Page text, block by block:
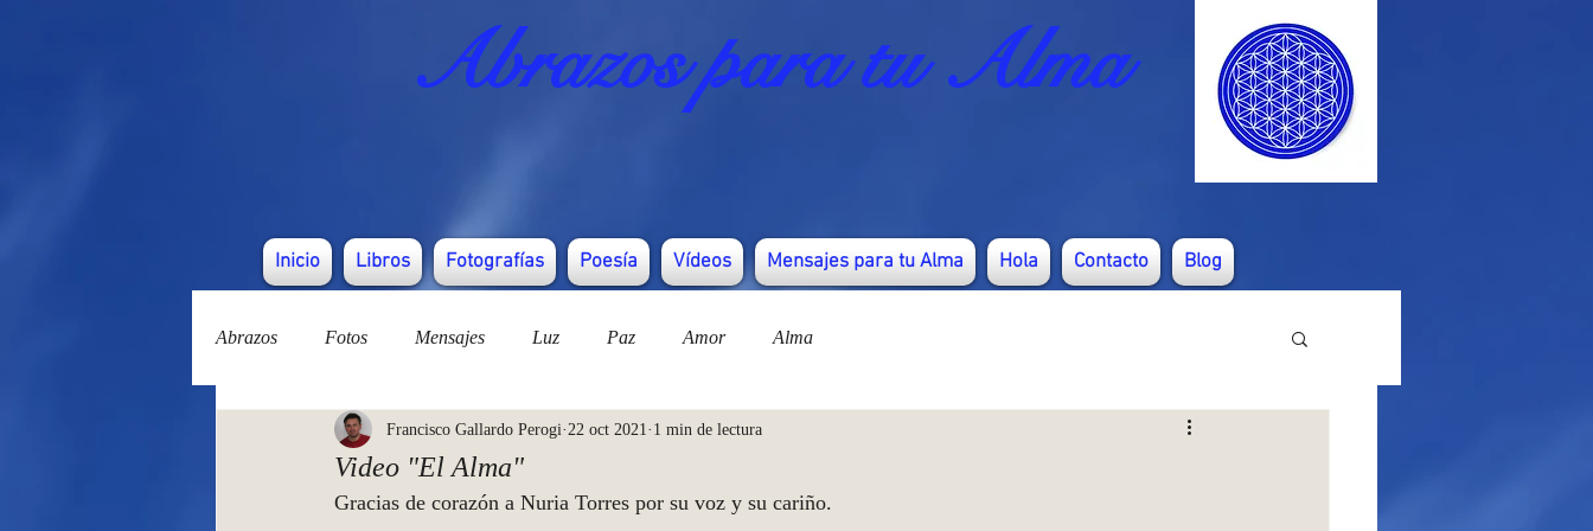
Abrazos para tu Alma
Inicio Libros Fotografías Poesía Vídeos Mensajes para tu Alma Hola Contacto Blog
Abrazos Fotos Mensajes Luz Paz Amor Alma
Video "El Alma"
Francisco Gallardo Perogi 22 oct 2021 1 min de lectura
Gracias de corazón a Nuria Torres por su voz y su cariño.